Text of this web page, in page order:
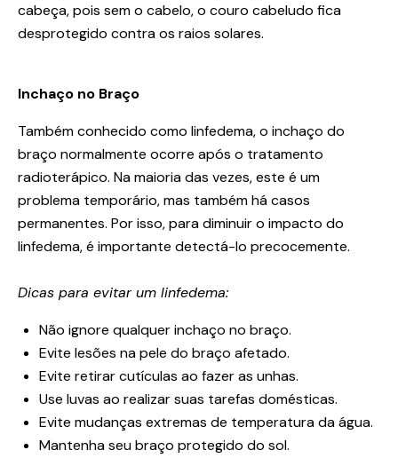
cabeça, pois sem o cabelo, o couro cabeludo fica
desprotegido contra os raios solares.
Inchaço no Braço
Também conhecido como linfedema, o inchaço do
braço normalmente ocorre após o tratamento
radioterápico. Na maioria das vezes, este é um
problema temporário, mas também há casos
permanentes. Por isso, para diminuir o impacto do
linfedema, é importante detectá-lo precocemente.
Dicas para evitar um linfedema:
Não ignore qualquer inchaço no braço.
Evite lesões na pele do braço afetado.
Evite retirar cutículas ao fazer as unhas.
Use luvas ao realizar suas tarefas domésticas.
Evite mudanças extremas de temperatura da água.
Mantenha seu braço protegido do sol.